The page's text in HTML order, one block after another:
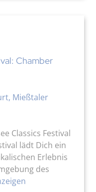
Chamber
Mießtaler
Classics Festival
lädt Dich ein
Erlebnis
des